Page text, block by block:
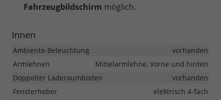
Fahrzeugbildschirm möglich.
Innen
Ambiente-Beleuchtung
vorhanden
Armlehnen
Mittelarmlehne, Vorne und hinten
Doppelter Laderaumboden
vorhanden
Fensterheber
elektrisch 4-fach